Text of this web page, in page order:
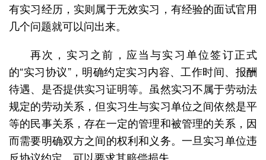
有实习经历，实则属于无效实习，有经验的面试官用
几个问题就可以问出来。
再次，实习之前，应当与实习单位签订正式
的“实习协议”，明确约定实习内容、工作时间、报酬
待遇、是否提供实习证明等。虽然实习不属于劳动法
规定的劳动关系，但实习生与实习单位之间依然是平
等的民事关系，存在一定的管理和被管理的关系，因
而需要明确双方之间的权利和义务。一旦实习单位违